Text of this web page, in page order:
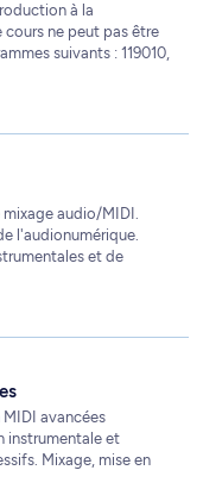
à la
ne peut pas être
suivants : 119010,
audio/MIDI.
l'audionumérique.
et de
avancées
instrumentale et
Mixage, mise en